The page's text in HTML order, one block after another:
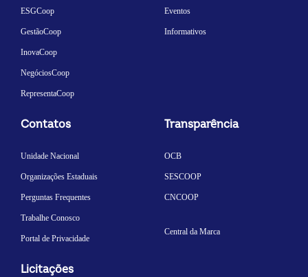
ESGCoop
GestãoCoop
InovaCoop
NegóciosCoop
RepresentaCoop
Eventos
Informativos
Contatos
Unidade Nacional
Organizações Estaduais
Perguntas Frequentes
Trabalhe Conosco
Portal de Privacidade
Transparência
OCB
SESCOOP
CNCOOP
Central da Marca
Licitações